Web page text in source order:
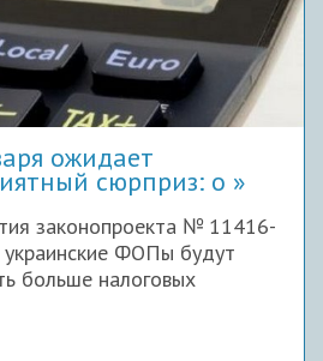
ожидает
сюрприз: о
законопроекта № 11416-
украинские ФОПы будут
больше налоговых